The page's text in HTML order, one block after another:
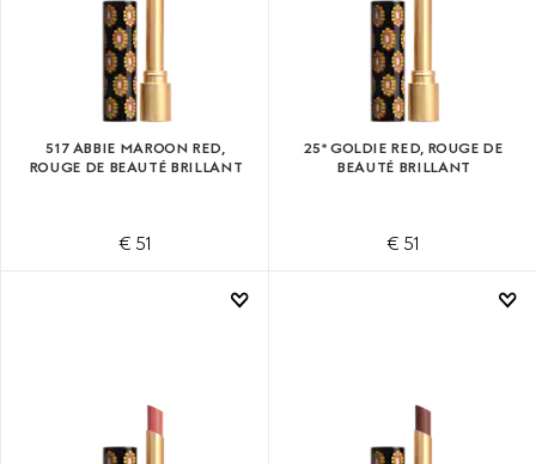
517 ABBIE MAROON RED,
ROUGE DE BEAUTÉ BRILLANT
€ 51
25* GOLDIE RED, ROUGE DE
BEAUTÉ BRILLANT
€ 51